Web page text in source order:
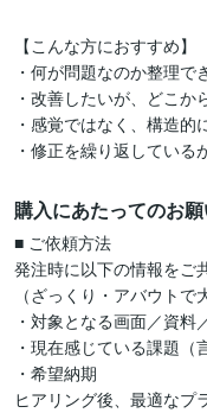
【こんな方におすすめ】
・何が問題なのか整理で
・改善したいが、どこ
・感覚ではなく、構造的
購入にあたってのお
■ ご依頼方法
発注時に以下の情報をご
（ざっくり・アバウトで
・対象となる画面／資料
・現在感じている課題（
・希望納期
ヒアリング後、最適なプ